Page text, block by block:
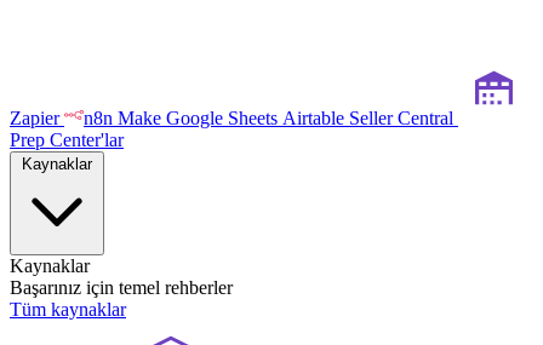
Zapier n8n Make Google Sheets Airtable Seller Central
Prep Center'lar
Kaynaklar
Kaynaklar
Başarınız için temel rehberler
Tüm kaynaklar